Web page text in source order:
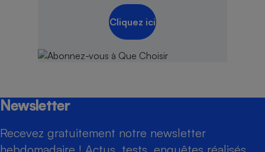
Cliquez ici
Newsletter
Recevez gratuitement notre newsletter